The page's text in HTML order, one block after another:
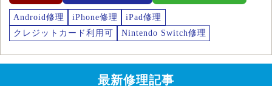
Android修理 iPhone修理
iPad修理
クレジットカード利用可
Nintendo Switch修理
最新修理記事